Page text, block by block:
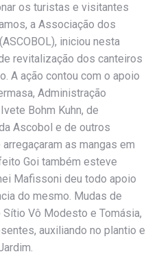
os turistas e visitantes
a Associação dos
iniciou nesta
revitalização dos canteiros
A ação contou com o apoio
Administração
Bohm Kuhn, de
Ascobol e de outros
as mangas em
Goi também esteve
Mafissoni deu todo apoio
do mesmo. Mudas de
Vô Modesto e Tomásia,
auxiliando no plantio e